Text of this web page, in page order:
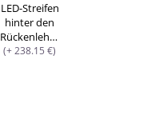
LED-Streifen
hinter den
Rückenlehnen
(+ 238.15 €)